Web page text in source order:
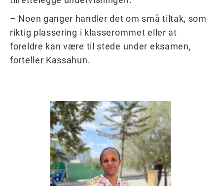
– Noen ganger handler det om små tiltak, som
riktig plassering i klasserommet eller at
foreldre kan være til stede under eksamen,
forteller Kassahun.